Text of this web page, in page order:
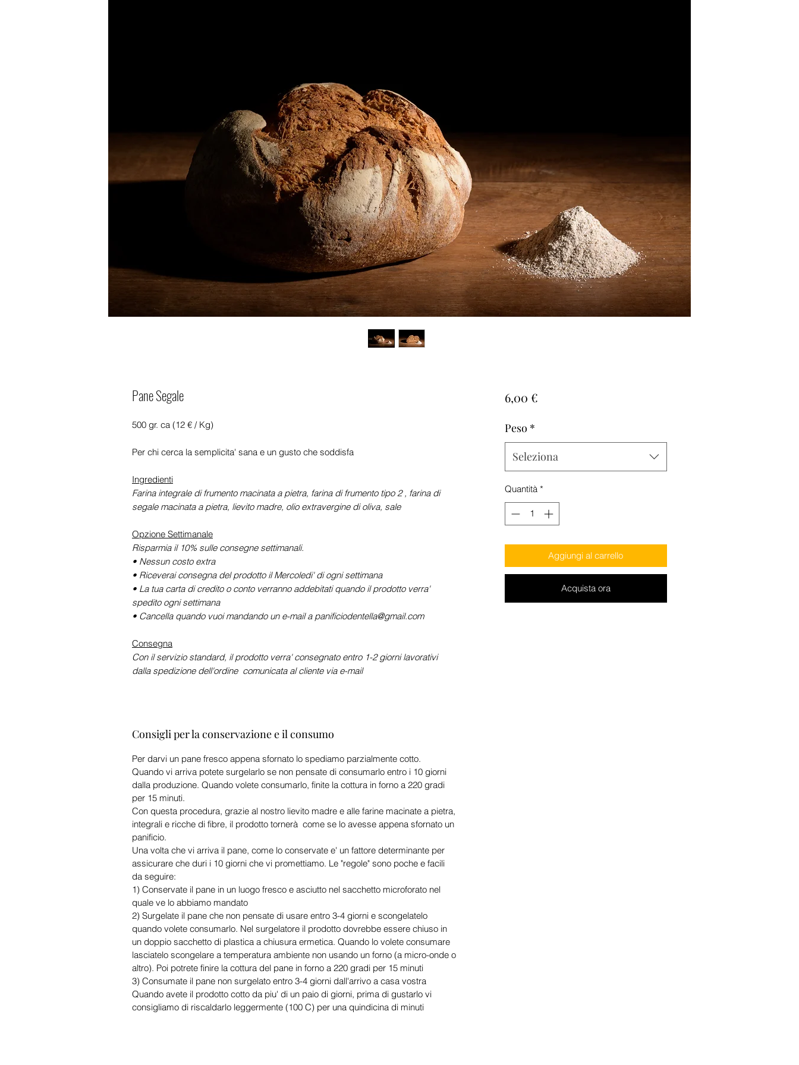
Pane Segale
500 gr. ca (12 € / Kg)
Per chi cerca la semplicita' sana e un gusto che soddisfa
Ingredienti
Farina integrale di frumento macinata a pietra, farina di frumento tipo 2 , farina di
segale macinata a pietra, lievito madre, olio extravergine di oliva, sale
Opzione Settimanale
Risparmia il 10% sulle consegne settimanali.
• Nessun costo extra
• Riceverai consegna del prodotto il Mercoledi' di ogni settimana
• La tua carta di credito o conto verranno addebitati quando il prodotto verra'
spedito ogni settimana
• Cancella quando vuoi mandando un e-mail a panificiodentella@gmail.com
Consegna
Con il servizio standard, il prodotto verra' consegnato entro 1-2 giorni lavorativi
dalla spedizione dell'ordine comunicata al cliente via e-mail
Consigli per la conservazione e il consumo
Per darvi un pane fresco appena sfornato lo spediamo parzialmente cotto.
Quando vi arriva potete surgelarlo se non pensate di consumarlo entro i 10 giorni
dalla produzione. Quando volete consumarlo, finite la cottura in forno a 220 gradi
per 15 minuti.
Con questa procedura, grazie al nostro lievito madre e alle farine macinate a pietra,
integrali e ricche di fibre, il prodotto tornerà come se lo avesse appena sfornato un
panificio.
Una volta che vi arriva il pane, come lo conservate e' un fattore determinante per
assicurare che duri i 10 giorni che vi promettiamo. Le "regole" sono poche e facili
da seguire:
1) Conservate il pane in un luogo fresco e asciutto nel sacchetto microforato nel
quale ve lo abbiamo mandato
2) Surgelate il pane che non pensate di usare entro 3-4 giorni e scongelatelo
quando volete consumarlo. Nel surgelatore il prodotto dovrebbe essere chiuso in
un doppio sacchetto di plastica a chiusura ermetica. Quando lo volete consumare
lasciatelo scongelare a temperatura ambiente non usando un forno (a micro-onde o
altro). Poi potrete finire la cottura del pane in forno a 220 gradi per 15 minuti
3) Consumate il pane non surgelato entro 3-4 giorni dall'arrivo a casa vostra
Quando avete il prodotto cotto da piu' di un paio di giorni, prima di gustarlo vi
consigliamo di riscaldarlo leggermente (100 C) per una quindicina di minuti
6,00 €Prezzo
Peso *
Seleziona
Quantità *
Aggiungi al carrello
Acquista ora